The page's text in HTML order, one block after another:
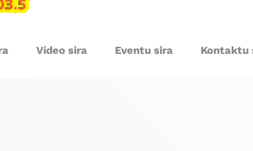
Vídeo sira Eventu sira Kontaktu